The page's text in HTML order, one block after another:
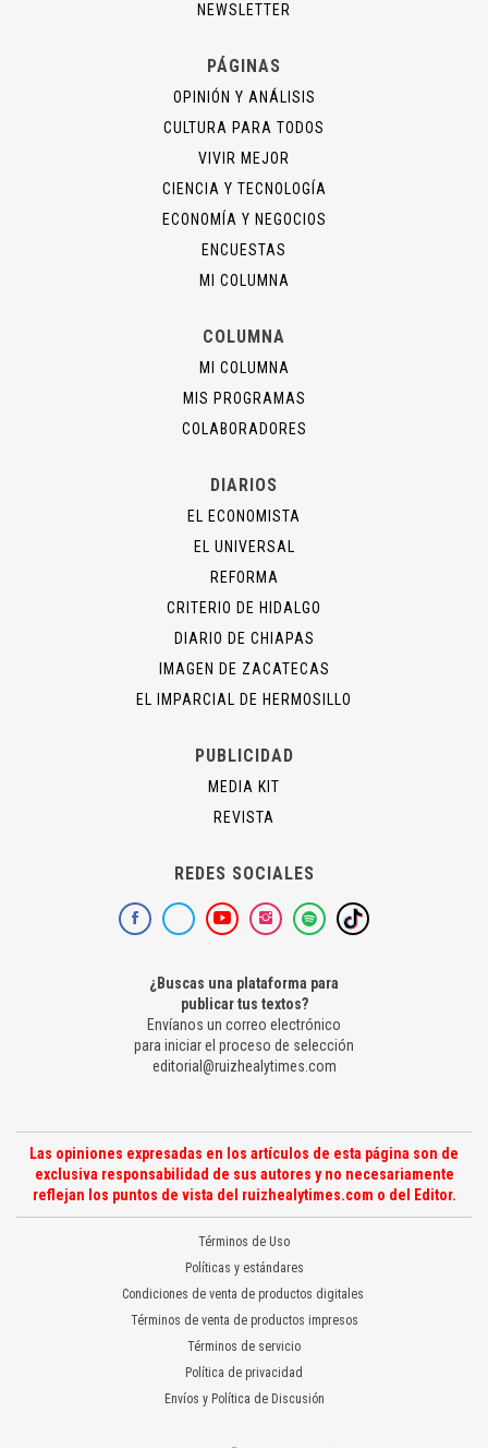
NEWSLETTER
PÁGINAS
OPINIÓN Y ANÁLISIS
CULTURA PARA TODOS
VIVIR MEJOR
CIENCIA Y TECNOLOGÍA
ECONOMÍA Y NEGOCIOS
ENCUESTAS
MI COLUMNA
COLUMNA
MI COLUMNA
MIS PROGRAMAS
COLABORADORES
DIARIOS
EL ECONOMISTA
EL UNIVERSAL
REFORMA
CRITERIO DE HIDALGO
DIARIO DE CHIAPAS
IMAGEN DE ZACATECAS
EL IMPARCIAL DE HERMOSILLO
PUBLICIDAD
MEDIA KIT
REVISTA
REDES SOCIALES
¿Buscas una plataforma para
publicar tus textos?
Envíanos un correo electrónico
para iniciar el proceso de selección
editorial@ruizhealytimes.com
Las opiniones expresadas en los artículos de esta página son de
exclusiva responsabilidad de sus autores y no necesariamente
reflejan los puntos de vista del ruizhealytimes.com o del Editor.
Términos de Uso
Políticas y estándares
Condiciones de venta de productos digitales
Términos de venta de productos impresos
Términos de servicio
Política de privacidad
Envíos y Política de Discusión